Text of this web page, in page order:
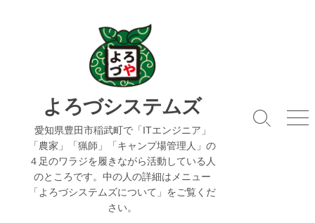
よろづシステムズ
愛知県豊田市稲武町で「ITエンジニア」
「農家」「猟師」「キャンプ場管理人」の
４足のワラジを履きながら活動している人
のところです。中の人の詳細はメニュー
「よろづシステムズについて」をご覧くだ
さい。
検
メ